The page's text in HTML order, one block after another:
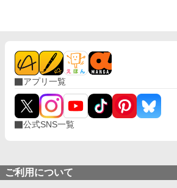
アプリ一覧
公式SNS一覧
ご利用について